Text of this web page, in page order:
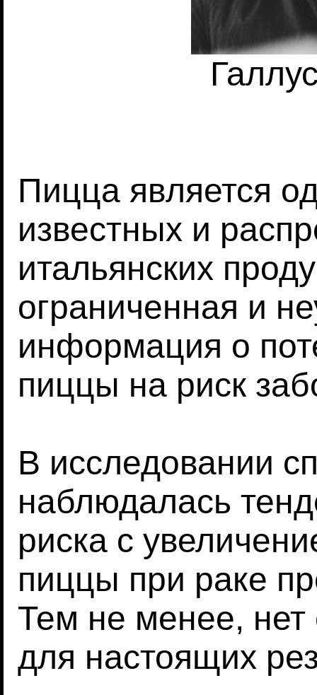
Пицца является
известных и
итальянских
ограниченная и
информация о
пиццы на риск
В исследовании
наблюдалась
риска с
пиццы при раке
Тем не менее, нет
для настоящих